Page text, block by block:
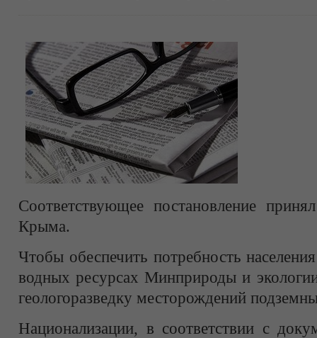
Соответствующее постановление
Крыма.
Чтобы обеспечить потребность
водных ресурсах Минприроды и
геологоразведку месторождений
Национализации, в соответствии с